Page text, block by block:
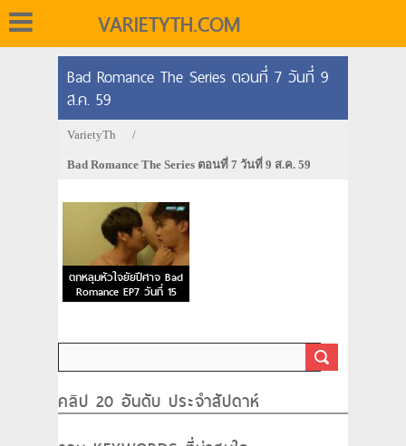
VARIETYTH.COM
Bad Romance The Series ตอนที่ 7 วันที่ 9
ส.ค. 59
VarietyTh /
Bad Romance The Series ตอนที่ 7 วันที่ 9 ส.ค. 59
ตกหลุมหัวใจยัยปีศาจ Bad
Romance EP7 วันที่ 15
ส.ค. 59
คลิป 20 อันดับ ประจำสัปดาห์